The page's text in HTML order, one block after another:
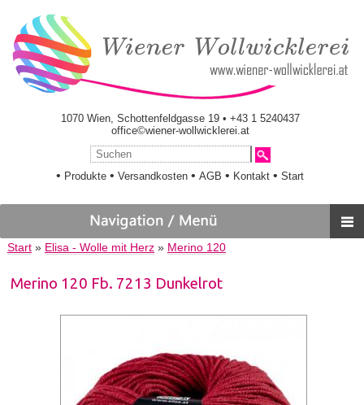
1070 Wien, Schottenfeldgasse 19 • +43 1 5240437
office©wiener-wollwicklerei.at
• Produkte •Versandkosten •AGB • Kontakt •Start
Start» Elisa - Wolle mit Herz» Merino 120
Merino 120 Fb. 7213 Dunkelrot